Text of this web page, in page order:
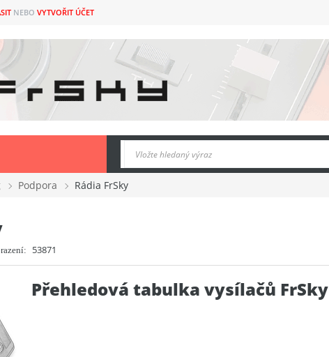
NEBO VYTVOŘIT ÚČET
Podpora Rádia FrSky
53871
Přehledová tabulka vysílačů FrSky